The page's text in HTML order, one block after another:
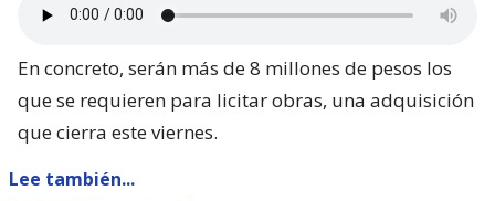
En concreto, serán más de 8 millones de pesos los
que se requieren para licitar obras, una adquisición
que cierra este viernes.
Lee también...